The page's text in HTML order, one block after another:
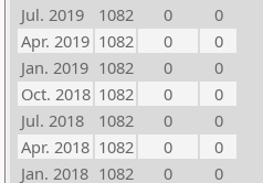
Jul. 2019
1082 0
0
Apr. 2019 1082 0
0
Jan. 2019 1082 0
0
Oct. 2018 1082 0
0
Jul. 2018
1082 0
0
Apr. 2018 1082 0
0
Jan. 2018 1082 0
0